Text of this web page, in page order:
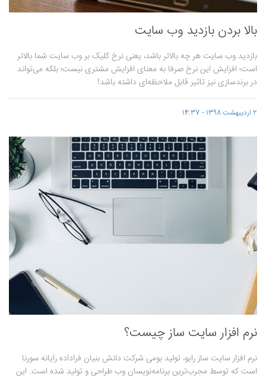
بالا بردن بازدید وب سایت
بازدید وب سایت هر چه بالاتر باشد، یعنی نرخ کلیک بر وب سایت شما بالاتر
است؛ افزایش این نرخ صرفا به معنای افزایش مشتری نیست؛ بلکه می‌تواند
در برندسازی نیز تاثیر قابل ملاحظه‌ای داشته باشد!
2 اردیبهشت 1398 - 14:37
نرم افزار سایت ساز چیست؟
نرم افزار سایت ساز رایو، تولید بومی شرکت دانش بنیان فراداده رایانه سورنا
است که توسط مجرب‌ترین برنامه‌نویسان وب طراحی و تولید شده است. این